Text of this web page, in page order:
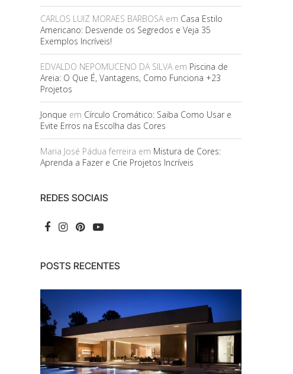
CARLOS LUIZ MORAES BARBOSAem Casa Estilo
Americano: Desvende os Segredos e Veja 35
Exemplos Incríveis!
EDVALDO NEPOMUCENO DA SILVAem Piscina de
Areia: O Que É, Vantagens, Como Funciona +23
Projetos
Jonque em Círculo Cromático: Saiba Como Usar e
Evite Erros na Escolha das Cores
Maria José Pádua ferreira em Mistura de Cores:
Aprenda a Fazer e Crie Projetos Incríveis
REDES SOCIAIS
POSTS RECENTES